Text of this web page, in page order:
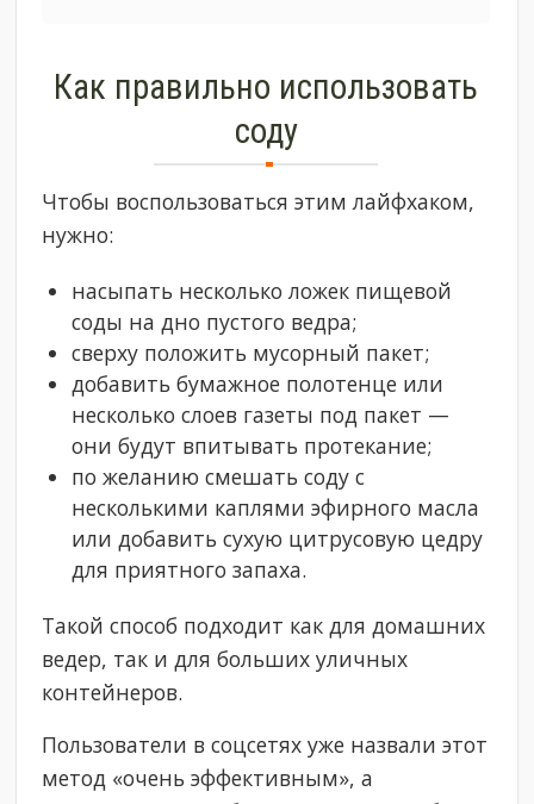
Как правильно использовать
соду
Чтобы воспользоваться этим лайфхаком,
нужно:
насыпать несколько ложек пищевой
соды на дно пустого ведра;
сверху положить мусорный пакет;
добавить бумажное полотенце или
несколько слоев газеты под пакет —
они будут впитывать протекание;
по желанию смешать соду с
несколькими каплями эфирного масла
или добавить сухую цитрусовую цедру
для приятного запаха.
Такой способ подходит как для домашних
ведер, так и для больших уличных
контейнеров.
Пользователи в соцсетях уже назвали этот
метод «очень эффективным», а